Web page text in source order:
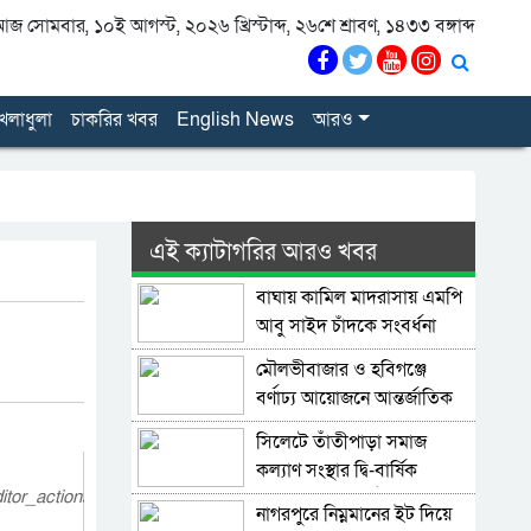
সোমবার, ১০ই আগস্ট, ২০২৬ খ্রিস্টাব্দ, ২৬শে শ্রাবণ, ১৪৩৩ বঙ্গাব্দ
চাকরির খবর English News আরও
এই ক্যাটাগরির আরও খবর
বাঘায় কামিল মাদরাসায় এমপি
আবু সাইদ চাঁদকে সংবর্ধনা
মৌলভীবাজার ও হবিগঞ্জে
বর্ণাঢ্য আয়োজনে আন্তর্জাতিক
আদিবাসী দিবস পালিত
সিলেটে তাঁতীপাড়া সমাজ
কল্যাণ সংস্থার দ্বি-বার্ষিক
সাধারণ সভা অনুষ্ঠিত
নাগরপুরে নিম্নমানের ইট দিয়ে